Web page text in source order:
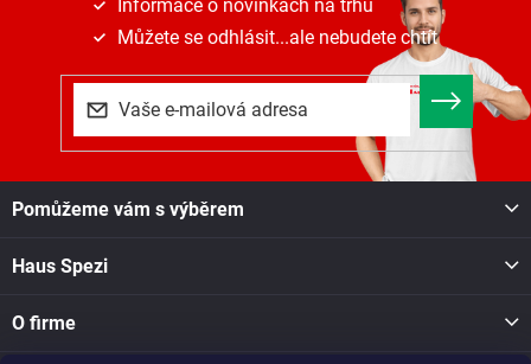
v
ý
i
s
Informace o novinkách na trhu
Můžete se odhlásit...ale nebudete chtít
Pomůžeme vám s výběrem
Haus Spezi
O firme